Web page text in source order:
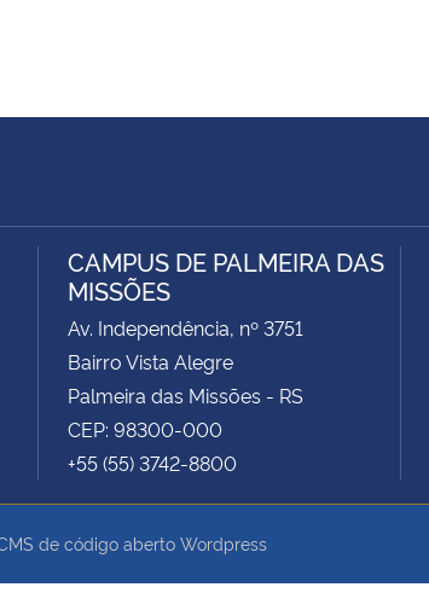
CAMPUS DE PALMEIRA DAS
MISSÕES
Av. Independência, nº 3751
Bairro Vista Alegre
Palmeira das Missões - RS
CEP: 98300-000
+55 (55) 3742-8800
de código aberto Wordpress